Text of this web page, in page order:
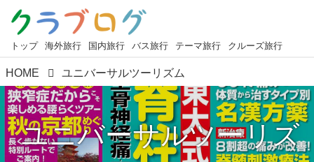
トップ 海外旅行 国内旅行 バス旅行 テーマ旅行 クルーズ旅行
HOME ユニバーサルツーリズム
ユニバーサルツーリズ